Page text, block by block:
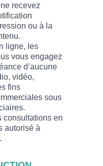
recevez
ou à la
ligne, les
vous engagez
d’aucune
vidéo,
fins
sous
consultations en
autorisé à